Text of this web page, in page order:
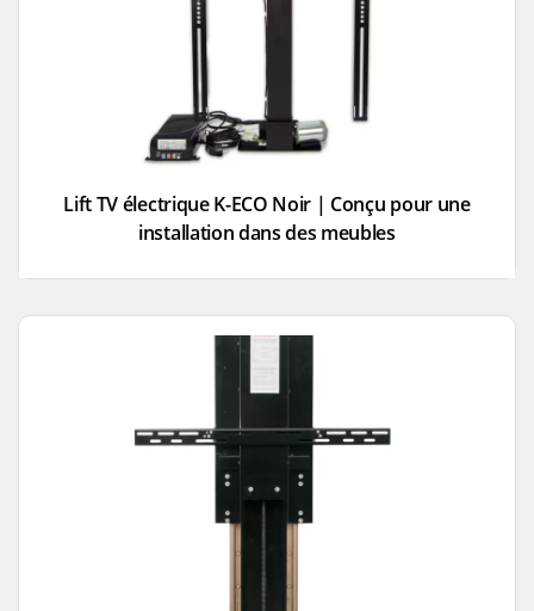
Lift TV électrique K-ECO Noir | Conçu pour une
installation dans des meubles